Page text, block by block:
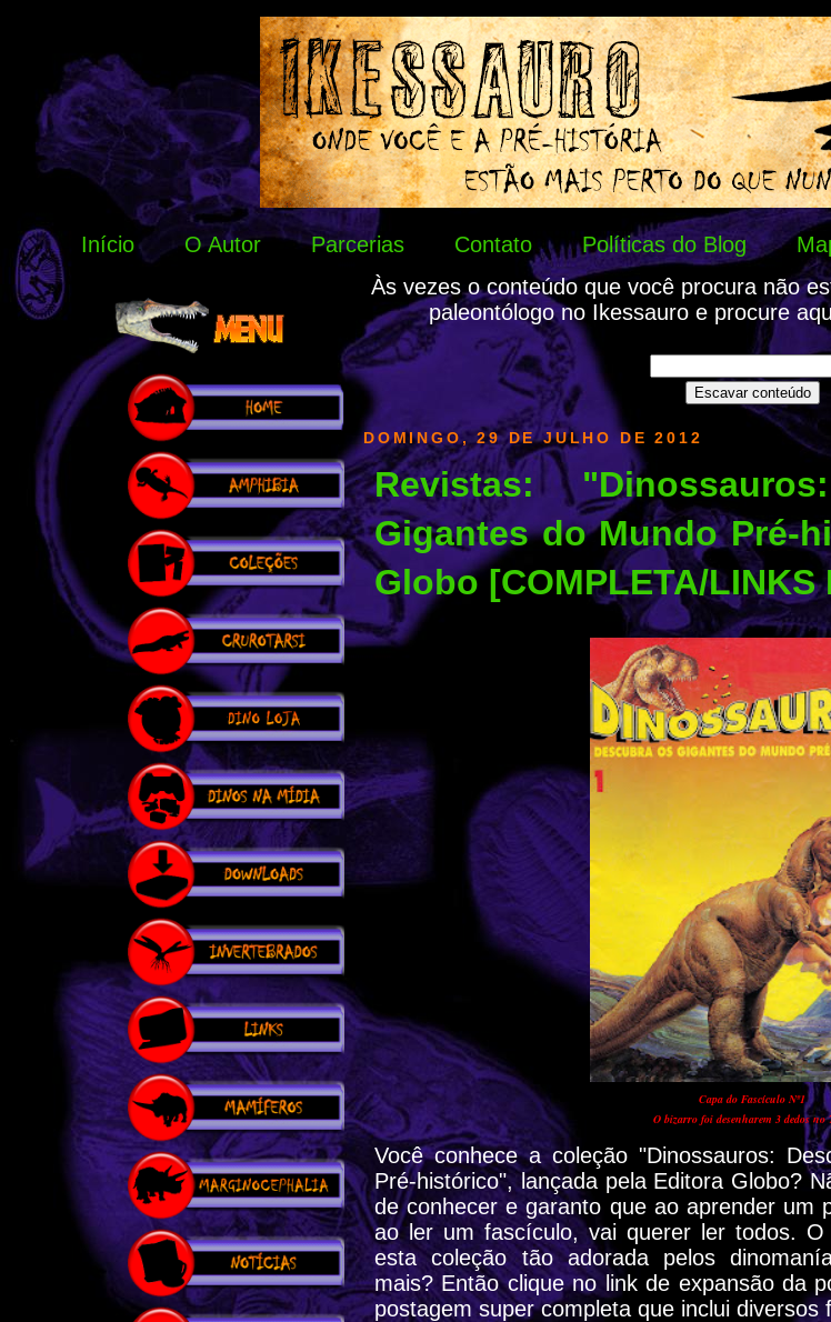
Início O Autor Parcerias Contato Políticas do Blog
Às vezes o conteúdo que você procura não
paleontólogo no Ikessauro e procure
DOMINGO, 29 DE JULHO DE 2012
Revistas:
Gigantes do Mundo Pré-
Globo [COMPLETA/LINKS
Capa do Fascículo Nº1
O bizarro foi desenharem 3 dedos no
Você conhece a coleção "Dinossauros:
Pré-histórico", lançada pela Editora Globo?
de conhecer e garanto que ao aprender um
ao ler um fascículo, vai querer ler todos.
esta coleção tão adorada pelos
mais? Então clique no link de expansão da
postagem super completa que inclui diversos